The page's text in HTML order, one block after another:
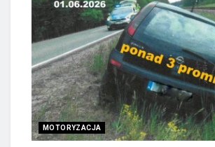
MOTORYZACJA